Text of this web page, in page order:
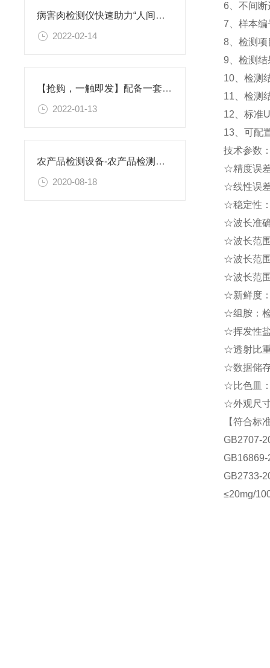
病害肉检测仪快速助力“人间烟火”
2022-02-14
【抢购，一触即发】配备一套病害肉检测仪价格是多少@2022恒美科技
2022-01-13
农产品检测设备-农产品检测设备-农产品检测设备
2020-08-18
6、不间
7、样本
8、检测
9、检测
10、检测
11、检测
12、标准
13、可配
技术参数
☆精度误
☆线性误
☆稳定性
☆波长准
☆波长范
☆波长范
☆波长范
☆新鲜度
☆组胺：
☆挥发性
☆透射比
☆数据储
☆比色皿
☆外观尺
【符合标
GB2707-
GB2733-
≤20mg/